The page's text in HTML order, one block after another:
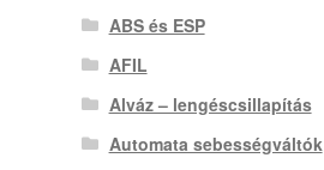
ABS és ESP
AFIL
Alváz – lengéscsillapítás
Automata sebességváltók